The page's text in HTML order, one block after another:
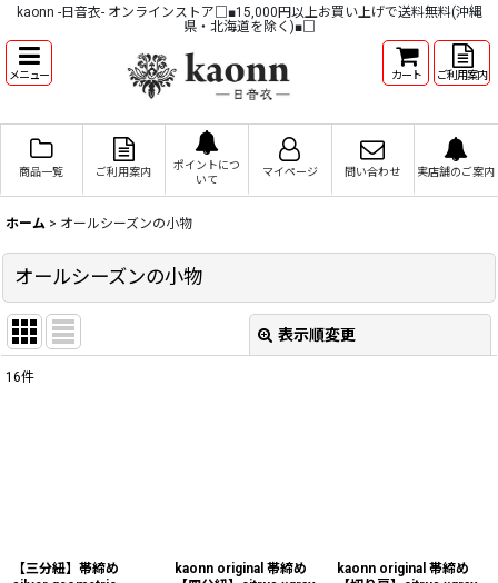
kaonn -日音衣- オンラインストア□■15,000円以上お買い上げで送料無料(沖縄
県・北海道を除く)■□
メニュー カート ご利用案内
商品一覧 ご利用案内
ポイントにつ
いて
マイページ 問い合わせ 実店舗のご案内
ホーム > オールシーズンの小物
オールシーズンの小物
表示順変更
16件
【三分紐】帯締め
kaonn original 帯締め
kaonn original 帯締め